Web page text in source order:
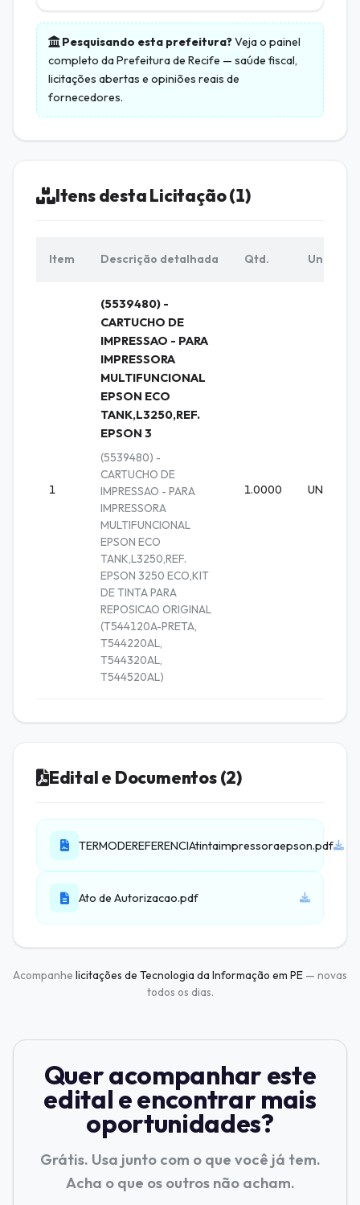
Pesquisando esta prefeitura?Veja o painel
completo daPrefeitura de Recife — saúde fiscal,
licitações abertas e opiniões reais de
fornecedores.
Itens desta Licitação (1)
Item Descrição detalhada Qtd. Unid.
1
(5539480) -
CARTUCHO DE
IMPRESSAO - PARA
IMPRESSORA
MULTIFUNCIONAL
EPSON ECO
TANK,L3250,REF.
EPSON 3
(5539480) -
CARTUCHO DE
IMPRESSAO - PARA
IMPRESSORA
MULTIFUNCIONAL
EPSON ECO
TANK,L3250,REF.
EPSON 3250 ECO,KIT
DE TINTA PARA
REPOSICAO ORIGINAL
(T544120A-PRETA,
T544220AL,
T544320AL,
T544520AL)
1.0000 UN
Edital e Documentos (2)
TERMODEREFERENCIAtintaimpressoraepson.pdf
Ato de Autorizacao.pdf
Acompanhe licitações de Tecnologia da Informação em PE — novas
todos os dias.
Quer acompanhar este
edital e encontrar mais
oportunidades?
Grátis. Usa junto com o que você já tem.
Acha o que os outros não acham.